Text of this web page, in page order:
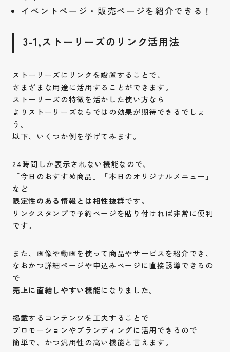
イベントページ・販売ページを紹介できる！
3-1,ストーリーズのリンク活用法
ストーリーズにリンクを設置することで、
さまざまな用途に活用することができます。
ストーリーズの特徴を活かした使い方なら
よりストーリーズならではの効果が期待できるでしょ
う。
以下、いくつか例を挙げてみます。
24時間しか表示されない機能なので、
「今日のおすすめ商品」「本日のオリジナルメニュー」
など
限定性のある情報とは相性抜群です。
リンクスタンプで予約ページを貼り付ければ非常に便利
です。
また、画像や動画を使って商品やサービスを紹介でき、
なおかつ詳細ページや申込みページに直接誘導できるの
で
売上に直結しやすい機能になりました。
掲載するコンテンツを工夫することで
プロモーションやブランディングに活用できるので
簡単で、かつ汎用性の高い機能と言えます。